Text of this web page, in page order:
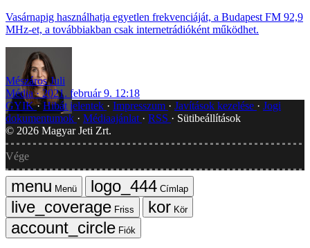
Vasárnapig használhatja egyetlen frekvenciáját, a Budapest FM 92,9
MHz-et, a továbbiakban csak internetrádióként működhet.
Mészáros Juli
Média
2021. február 9. 12:18
GYIK Hibát jelentek Impresszum Javítások kezelése
Jogi
dokumentumok
Médiaajánlat RSS
Sütibeállítások
© 2026 Magyar Jeti Zrt.
Vége
Menü
Címlap
Friss
Kör
Fiók